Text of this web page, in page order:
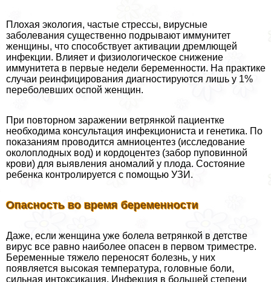
Плохая экология, частые стрессы, вирусные
заболевания существенно подрывают иммунитет
женщины, что способствует активации дремлющей
инфекции. Влияет и физиологическое снижение
иммунитета в первые недели беременности. На пpaктике
случаи реинфицирования диагностируются лишь у 1%
переболевших оспой женщин.
При повторном заражении ветрянкой пациентке
необходима консультация инфекциониста и генетика. По
показаниям проводится амниоцентез (исследование
околоплодных вод) и кордоцентез (забор пуповинной
крови) для выявления аномалий у плода. Состояние
ребенка контролируется с помощью УЗИ.
Опасность во время беременности
Даже, если женщина уже болела ветрянкой в детстве
вирус все равно наиболее опасен в первом триместре.
Беременные тяжело переносят болезнь, у них
появляется высокая температура, головные боли,
сильная интоксикация. Инфекция в большей степени